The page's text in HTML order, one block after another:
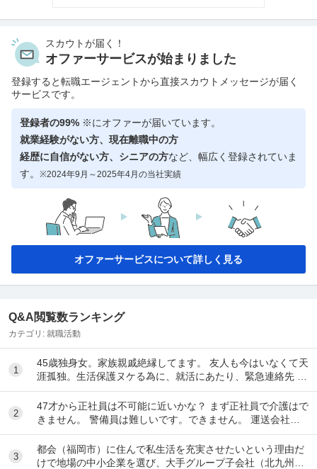
スカウトが届く！
オファーサービスが始まりました
登録すると転職エージェントから直接スカウトメッセージが届く
サービスです。
登録者の99% ※にオファーが届いています。
就業経験がない方、現在離職中の方
経歴に自信がない方、シニアの方など、幅広く登録されていま
す。 ※2024年9月～2025年4月の当社実績
オファーサービスについて詳しく見る
Q&A閲覧数ランキング
カテゴリ: 就職活動
1
45歳独身女。家族親戚絶縁してます。 友人も今はいなくて天
涯孤独。生活保護ヌケる為に、就活にあたり、緊急連絡先 が
ネックになり駄目になってます。 現在賃...
2
47才から正社員は不可能に近いかな？ まず正社員で介護はで
きません。 警備員は難しいです。できません。 運送会社の
運転手は無理です。できません 過去にうつ...
3
都会（福岡市）に住んで私生活を充実させたいという理由だ
けで地場の中小企業を選び、大手グループ子会社（北九州）